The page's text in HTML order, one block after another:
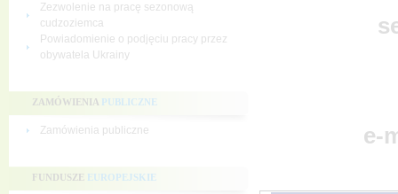
Zezwolenie na pracę sezonową
cudzoziemca
Powiadomienie o podjęciu pracy przez
obywatela Ukrainy
ZAMÓWIENIA PUBLICZNE
Zamówienia publiczne
FUNDUSZE EUROPEJSKIE
e-